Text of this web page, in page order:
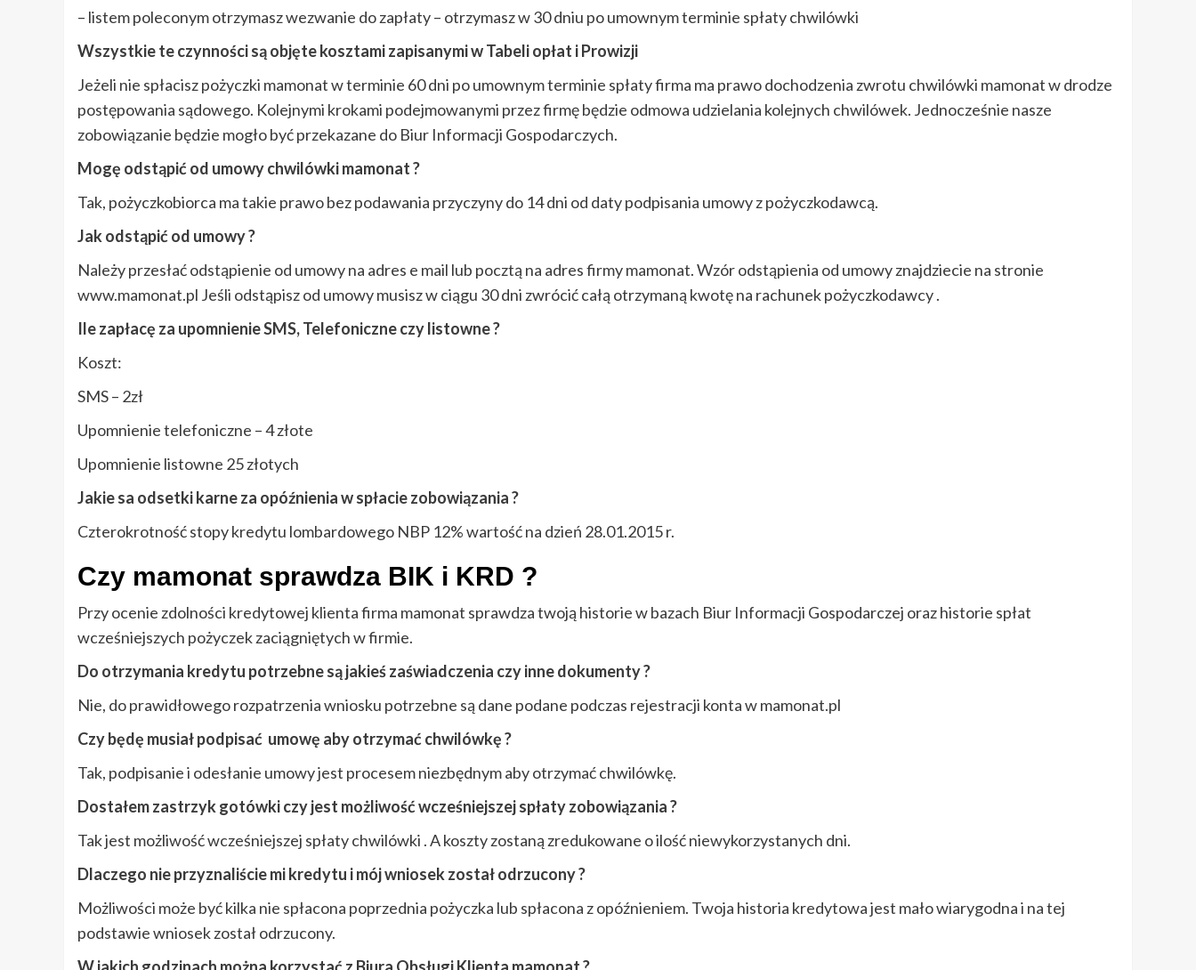
– listem poleconym otrzymasz wezwanie do zapłaty – otrzymasz w 30 dniu po umownym terminie spłaty chwilówki
Wszystkie te czynności są objęte kosztami zapisanymi w Tabeli opłat i Prowizji
Jeżeli nie spłacisz pożyczki mamonat w terminie 60 dni po umownym terminie spłaty firma ma prawo dochodzenia zwrotu chwilówki mamonat w drodze
postępowania sądowego. Kolejnymi krokami podejmowanymi przez firmę będzie odmowa udzielania kolejnych chwilówek. Jednocześnie nasze
zobowiązanie będzie mogło być przekazane do Biur Informacji Gospodarczych.
Mogę odstąpić od umowy chwilówki mamonat ?
Tak, pożyczkobiorca ma takie prawo bez podawania przyczyny do 14 dni od daty podpisania umowy z pożyczkodawcą.
Jak odstąpić od umowy ?
Należy przesłać odstąpienie od umowy na adres e mail lub pocztą na adres firmy mamonat. Wzór odstąpienia od umowy znajdziecie na stronie
www.mamonat.pl Jeśli odstąpisz od umowy musisz w ciągu 30 dni zwrócić całą otrzymaną kwotę na rachunek pożyczkodawcy .
Ile zapłacę za upomnienie SMS, Telefoniczne czy listowne ?
Koszt:
SMS – 2zł
Upomnienie telefoniczne – 4 złote
Upomnienie listowne 25 złotych
Jakie sa odsetki karne za opóźnienia w spłacie zobowiązania ?
Czterokrotność stopy kredytu lombardowego NBP 12% wartość na dzień 28.01.2015 r.
Czy mamonat sprawdza BIK i KRD ?
Przy ocenie zdolności kredytowej klienta firma mamonat sprawdza twoją historie w bazach Biur Informacji Gospodarczej oraz historie spłat
wcześniejszych pożyczek zaciągniętych w firmie.
Do otrzymania kredytu potrzebne są jakieś zaświadczenia czy inne dokumenty ?
Nie, do prawidłowego rozpatrzenia wniosku potrzebne są dane podane podczas rejestracji konta w mamonat.pl
Czy będę musiał podpisać umowę aby otrzymać chwilówkę ?
Tak, podpisanie i odesłanie umowy jest procesem niezbędnym aby otrzymać chwilówkę.
Dostałem zastrzyk gotówki czy jest możliwość wcześniejszej spłaty zobowiązania ?
Tak jest możliwość wcześniejszej spłaty chwilówki . A koszty zostaną zredukowane o ilość niewykorzystanych dni.
Dlaczego nie przyznaliście mi kredytu i mój wniosek został odrzucony ?
Możliwości może być kilka nie spłacona poprzednia pożyczka lub spłacona z opóźnieniem. Twoja historia kredytowa jest mało wiarygodna i na tej
podstawie wniosek został odrzucony.